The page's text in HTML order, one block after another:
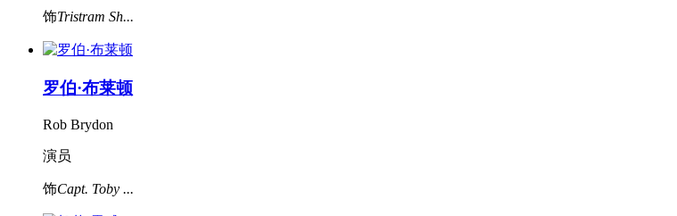
饰Tristram Sh...
罗伯·布莱顿
Rob Brydon
演员
饰Capt. Toby ...